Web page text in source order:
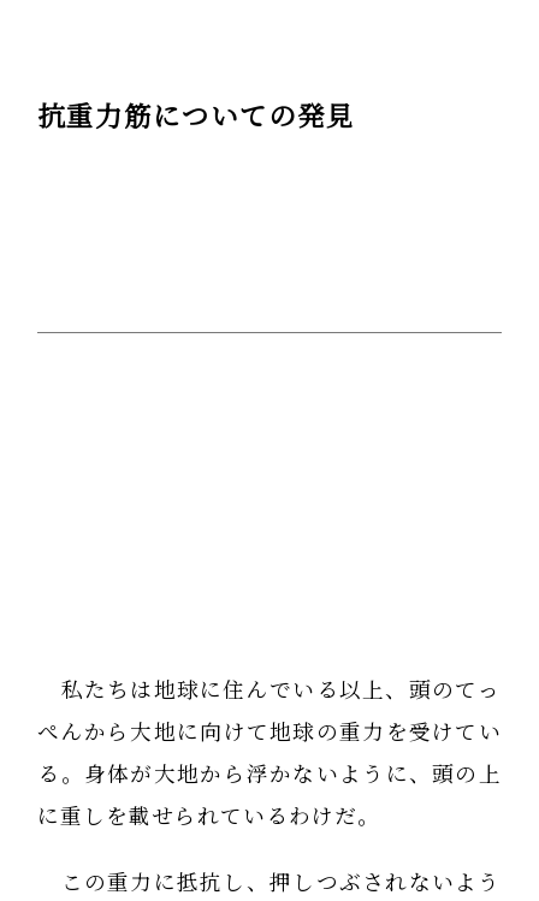
抗重力筋についての発見
私たちは地球に住んでいる以上、頭のてっ
ぺんから大地に向けて地球の重力を受けてい
る。身体が大地から浮かないように、頭の上
に重しを載せられているわけだ。
この重力に抵抗し、押しつぶされないよう